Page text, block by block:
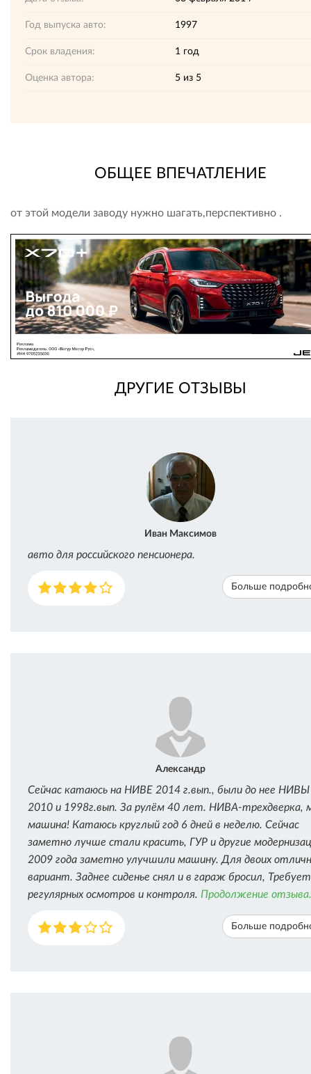
Год выпуска авто: 1997
Срок владения: 1 год
Оценка автора: 5из 5
ОБЩЕЕ ВПЕЧАТЛЕНИЕ
от этой модели заводу нужно шагать,перспективно .
ДРУГИЕ ОТЗЫВЫ
Иван Максимов
авто для российского пенсионера.
Больше
Александр
Сейчас катаюсь на НИВЕ 2014 г.вып., были до нее НИВЫ
2010 и 1998г.вып. За рулём 40 лет. НИВА-трехдверка,
машина! Катаюсь круглый год 6 дней в неделю. Сейчас
заметно лучше стали красить, ГУР и другие
2009 года заметно улучшили машину. Для двоих
вариант. Заднее сиденье снял и в гараж бросил, Требует
регулярных осмотров и контроля. Продолжение
Больше